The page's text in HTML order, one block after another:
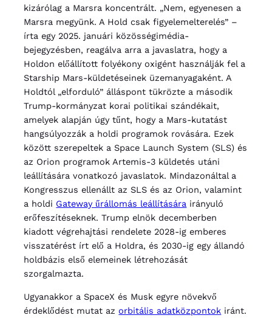
kizárólag a Marsra koncentrált. „Nem, egyenesen a
Marsra megyünk. A Hold csak figyelemelterelés” –
írta egy 2025. januári közösségimédia-
bejegyzésben, reagálva arra a javaslatra, hogy a
Holdon előállított folyékony oxigént használják fel a
Starship Mars-küldetéseinek üzemanyagaként. A
Holdtól „elforduló” álláspont tükrözte a második
Trump-kormányzat korai politikai szándékait,
amelyek alapján úgy tűnt, hogy a Mars-kutatást
hangsúlyozzák a holdi programok rovására. Ezek
között szerepeltek a Space Launch System (SLS) és
az Orion programok Artemis-3 küldetés utáni
leállítására vonatkozó javaslatok. Mindazonáltal a
Kongresszus ellenállt az SLS és az Orion, valamint
a holdi Gateway űrállomás leállítására irányuló
erőfeszítéseknek. Trump elnök decemberben
kiadott végrehajtási rendelete 2028-ig emberes
visszatérést írt elő a Holdra, és 2030-ig egy állandó
holdbázis első elemeinek létrehozását
szorgalmazta.
Ugyanakkor a SpaceX és Musk egyre növekvő
érdeklődést mutat azorbitális adatközpontok iránt.